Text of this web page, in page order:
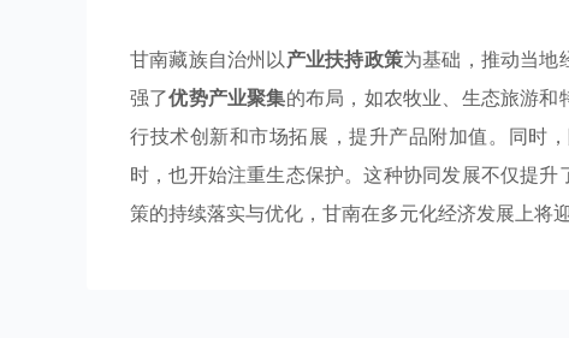
甘南藏族自治州以产业扶持政策为基础，推动当地
强了优势产业聚集的布局，如农牧业、生态旅游
行技术创新和市场拓展，提升产品附加值。同时
时，也开始注重生态保护。这种协同发展不仅提
策的持续落实与优化，甘南在多元化经济发展上将